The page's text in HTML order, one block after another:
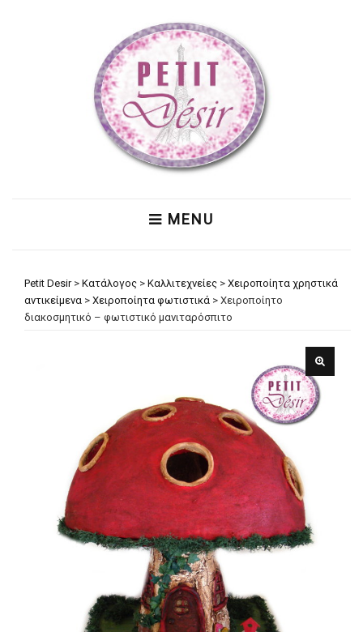
MENU
Petit Desir> Κατάλογος > Καλλιτεχνείες > Χειροποίητα χρηστικά
αντικείμενα > Χειροποίητα φωτιστικά > Χειροποίητο
διακοσμητικό – φωτιστικό μανιταρόσπιτο